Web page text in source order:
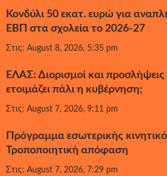
Κονδύλι 50 εκατ. ευρώ για
ΕΒΠ στα σχολεία το 2026-27
Στις: August 8, 2026, 5:35 pm
ΕΛΑΣ: Διορισμοί και προσλήψεις
ετοιμάζει πάλι η κυβέρνηση;
Στις: August 7, 2026, 9:11 pm
Πρόγραμμα εσωτερικής
Τροποποιητική απόφαση
Στις: August 7, 2026, 7:29 pm